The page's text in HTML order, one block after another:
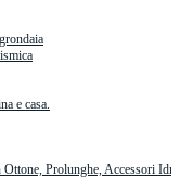
e casa.
Prolunghe, Accessori